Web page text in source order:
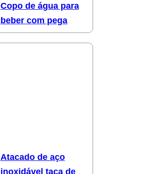
Copo de água para
beber com pega
Atacado de aço
inoxidável taça de